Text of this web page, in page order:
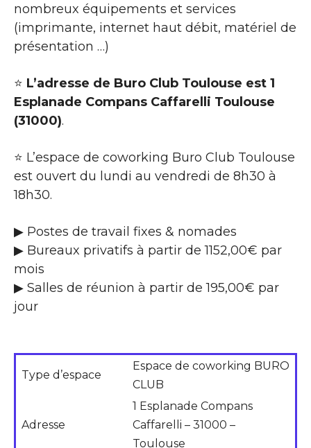
nombreux équipements et services
(imprimante, internet haut débit, matériel de
présentation …)
⭐ L’adresse de Buro Club Toulouse est 1
Esplanade Compans Caffarelli Toulouse
(31000).
⭐ L’espace de coworking Buro Club Toulouse
est ouvert du lundi au vendredi de 8h30 à
18h30.
▶ Postes de travail fixes & nomades
▶ Bureaux privatifs à partir de 1152,00€ par
mois
▶ Salles de réunion à partir de 195,00€ par
jour
Type d’espace
Espace de coworking BURO
CLUB
Adresse
1 Esplanade Compans
Caffarelli – 31000 –
Toulouse